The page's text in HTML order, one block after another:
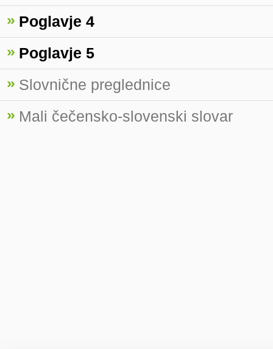
Poglavje 4
»
Poglavje 5
»
Slovnične preglednice
»
Mali čečensko-slovenski slovar
»